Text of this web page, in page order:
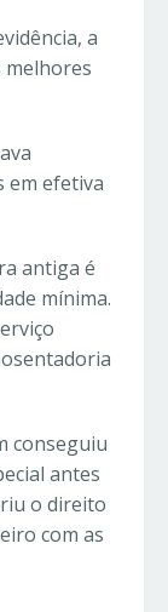
a
melhores
em efetiva
antiga é
mínima.
conseguiu
antes
o direito
com as